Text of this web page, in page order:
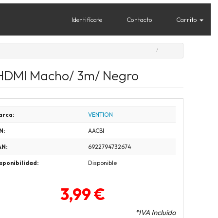
Identifícate Contacto Carrito
Macho/ 3m/ Negro
VENTION
AACBI
6922794732674
Disponible
3,99 €
*IVA Incluido